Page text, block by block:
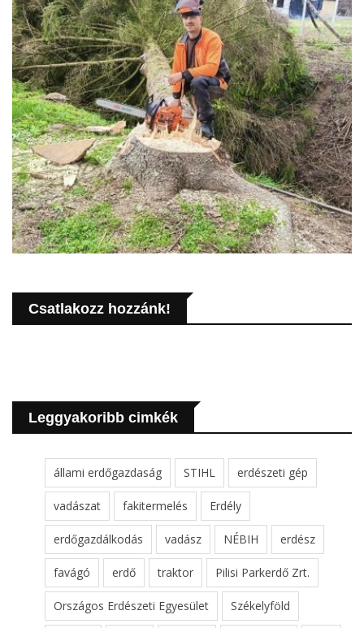
Csatlakozz hozzánk!
Leggyakoribb cimkék
állami erdőgazdaság STIHL erdészeti gép
vadászat fakitermelés Erdély
erdőgazdálkodás vadász NÉBIH erdész
favágó erdő traktor Pilisi Parkerdő Zrt.
Országos Erdészeti Egyesület Székelyföld